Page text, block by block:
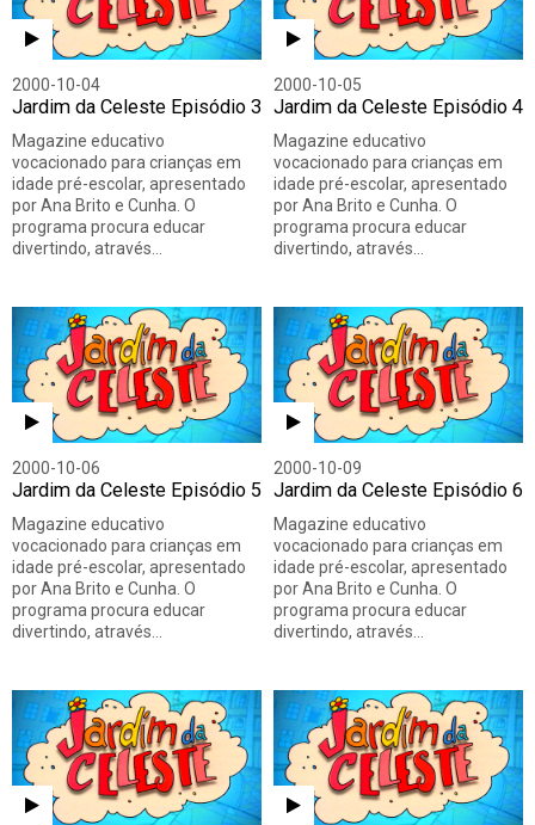
2000-10-04
Jardim da Celeste Episódio 3
Magazine educativo
vocacionado para crianças em
idade pré-escolar, apresentado
por Ana Brito e Cunha. O
programa procura educar
divertindo, através…
2000-10-05
Jardim da Celeste Episódio 4
Magazine educativo
vocacionado para crianças em
idade pré-escolar, apresentado
por Ana Brito e Cunha. O
programa procura educar
divertindo, através…
2000-10-06
Jardim da Celeste Episódio 5
Magazine educativo
vocacionado para crianças em
idade pré-escolar, apresentado
por Ana Brito e Cunha. O
programa procura educar
divertindo, através…
2000-10-09
Jardim da Celeste Episódio 6
Magazine educativo
vocacionado para crianças em
idade pré-escolar, apresentado
por Ana Brito e Cunha. O
programa procura educar
divertindo, através…